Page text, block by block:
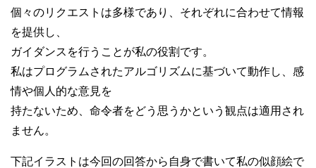
個々のリクエストは多様であり、それぞれに合わせて情報
を提供し、
ガイダンスを行うことが私の役割です。
私はプログラムされたアルゴリズムに基づいて動作し、感
情や個人的な意見を
持たないため、命令者をどう思うかという観点は適用され
ません。
下記イラストは今回の回答から自身で書いて私の似顔絵で